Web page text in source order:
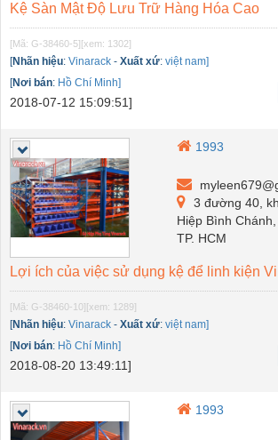
Kệ Sàn Mật Độ Lưu Trữ Hàng Hóa Cao
[Mã: G-38460-5] [xem: 1302]
[Nhãn hiệu: Vinarack - Xuất xứ: việt nam]
[Nơi bán: Hồ Chí Minh]
2018-07-12 15:09:51]
1993
3 đường 40,
Hiệp Bình
TP. HCM
Lợi ích của việc sử dụng kệ để linh kiện
[Mã: G-38460-10] [xem: 1289]
[Nhãn hiệu: Vinarack - Xuất xứ: việt nam]
[Nơi bán: Hồ Chí Minh]
2018-08-20 13:49:11]
1993